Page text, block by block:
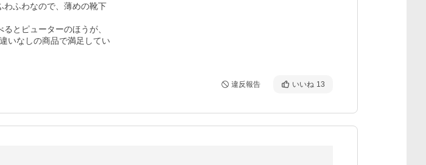
わふわなので、薄めの靴下
とピューターのほうが、
いなしの商品で満足してい
違反報告 いいね 13